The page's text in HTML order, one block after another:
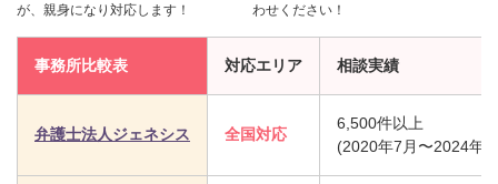
が、親身になり対応します！
わせください！
事務所比較表 対応エリア 相談実績
弁護士法人ジェネシス 全国対応
6,500件以上
(2020年7月〜2024年